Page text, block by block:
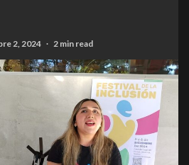
2, 2024 2 min read